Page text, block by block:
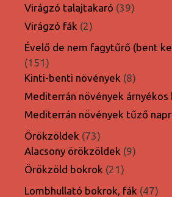
Virágzó talajtakaró 3939
Virágzó fák 22
termék
Évelő de nem fagytűrő (bent
151151
termék
Kinti-benti növények 88
termék
Mediterrán növények árnyékos
Mediterrán növények tűző
Örökzöldek 7373
termék
Alacsony örökzöldek 99
Örökzöld bokrok 2121
termék
Lombhullató bokrok, fák 4747